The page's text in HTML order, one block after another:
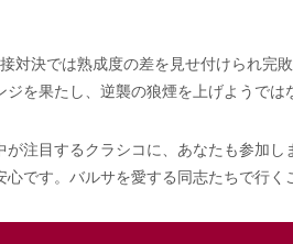
対決では熟成度の差を見せ付けられ完
を果たし、逆襲の狼煙を上げようでは
が注目するクラシコに、あなたも参加
です。バルサを愛する同志たちで行く